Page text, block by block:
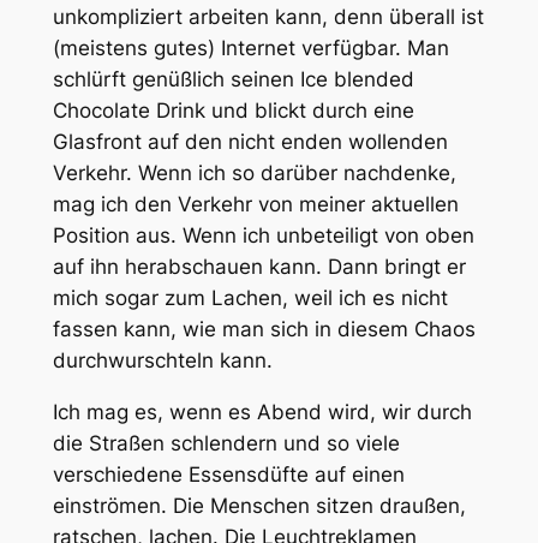
unkompliziert arbeiten kann, denn überall ist
(meistens gutes) Internet verfügbar. Man
schlürft genüßlich seinen Ice blended
Chocolate Drink und blickt durch eine
Glasfront auf den nicht enden wollenden
Verkehr. Wenn ich so darüber nachdenke,
mag ich den Verkehr von meiner aktuellen
Position aus. Wenn ich unbeteiligt von oben
auf ihn herabschauen kann. Dann bringt er
mich sogar zum Lachen, weil ich es nicht
fassen kann, wie man sich in diesem Chaos
durchwurschteln kann.
Ich mag es, wenn es Abend wird, wir durch
die Straßen schlendern und so viele
verschiedene Essensdüfte auf einen
einströmen. Die Menschen sitzen draußen,
ratschen, lachen. Die Leuchtreklamen